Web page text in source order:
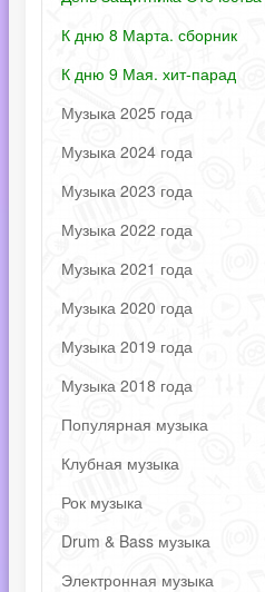
К дню 8 Марта. сборник
К дню 9 Мая. хит-парад
Музыка 2025 года
Музыка 2024 года
Музыка 2023 года
Музыка 2022 года
Музыка 2021 года
Музыка 2020 года
Музыка 2019 года
Музыка 2018 года
Популярная музыка
Клубная музыка
Рок музыка
Drum & Bass музыка
Электронная музыка